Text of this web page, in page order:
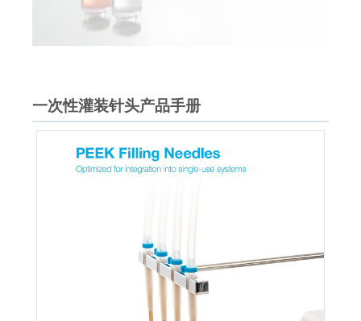
一次性灌装针头产品手册